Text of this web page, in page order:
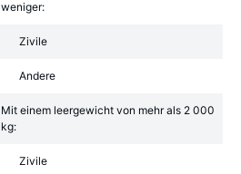
weniger:
Zivile
Andere
Mit einem leergewicht von mehr als 2 000
kg:
Zivile